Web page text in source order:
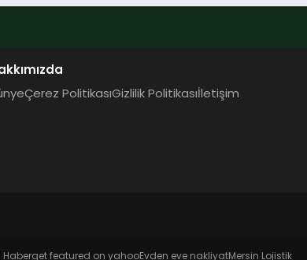
Çerez PolitikasıGizlilik Politikasıİletişim
Haberget featured on yahooEvden eve nakliyatMersin Lojistik